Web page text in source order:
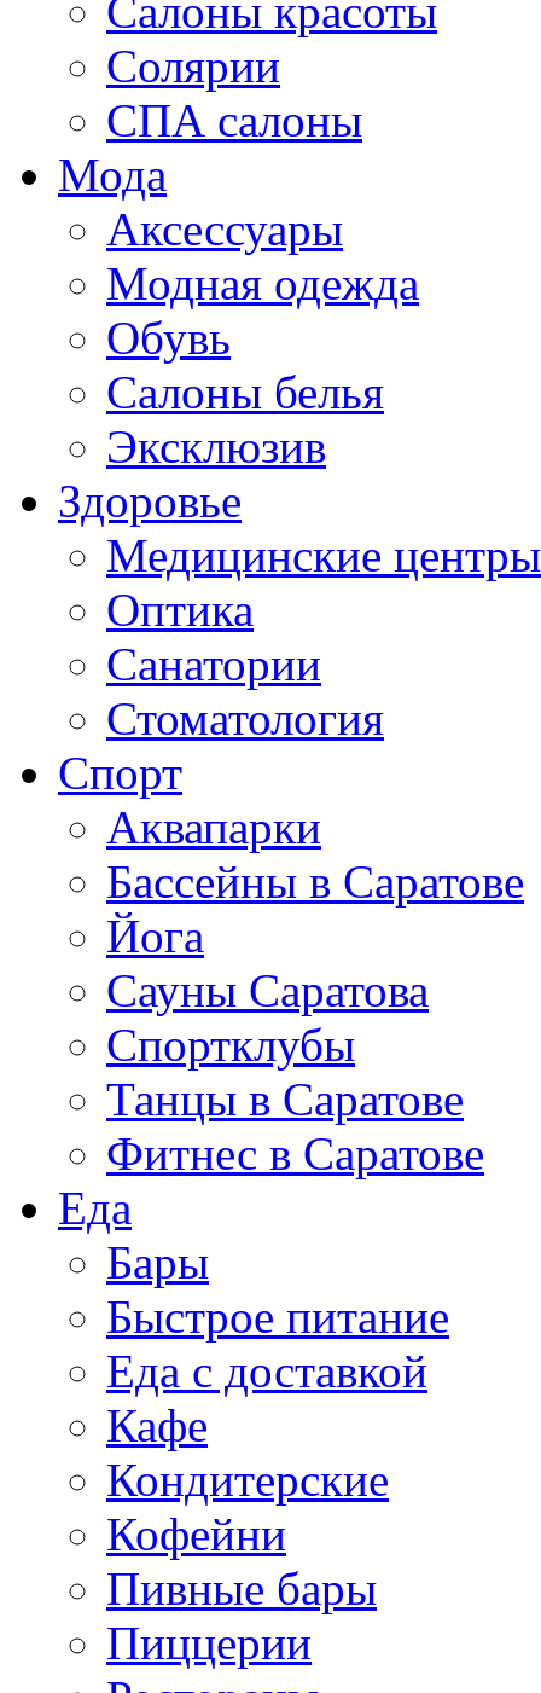
Салоны красоты
Солярии
СПА салоны
Мода
Аксессуары
Модная одежда
Обувь
Салоны белья
Эксклюзив
Здоровье
Медицинские центры
Оптика
Санатории
Стоматология
Спорт
Аквапарки
Бассейны в Саратове
Йога
Сауны Саратова
Спортклубы
Танцы в Саратове
Фитнес в Саратове
Еда
Бары
Быстрое питание
Еда с доставкой
Кафе
Кондитерские
Кофейни
Пивные бары
Пиццерии